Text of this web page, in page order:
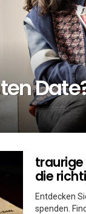
traurige
die
Entdecken
spenden.